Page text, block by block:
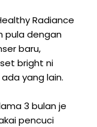
Radiance
pula dengan
baru,
bright ni
yang lain.
3 bulan je
pencuci